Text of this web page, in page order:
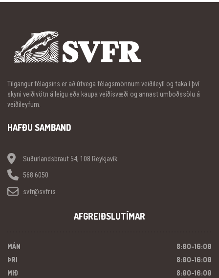
Tilgangur félagsins er að útvega félagsmönnum veiðileyfi og taka í því
skyni veiðivötn á leigu eða kaupa veiðisvæði og annast umboðssölu á
veiðileyfum.
HAFÐU SAMBAND
Suðurlandsbraut 54, 108 Reykjavík
568 6050
svfr@svfr.is
AFGREIÐSLUTÍMAR
MÁN
8:00-16:00
ÞRI
8:00-16:00
MIÐ
8:00-16:00